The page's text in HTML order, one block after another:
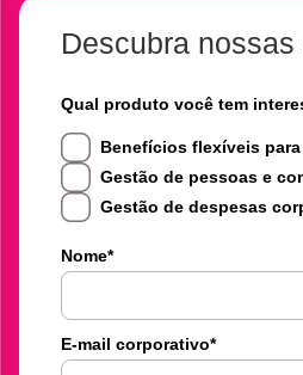
Descubra
Qual produto você tem
Benefícios flexíveis
Gestão de pessoas e
Gestão de despesas
Nome*
E-mail corporativo*